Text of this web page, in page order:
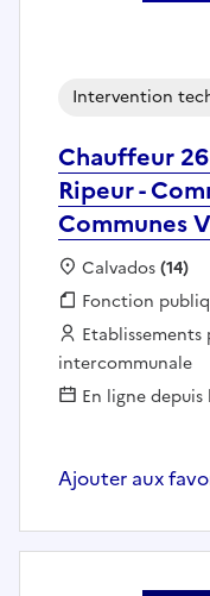
Chauffeur
Ripeur -
Communes
Intervention
Localisation :
Calvados(14)
Fonction
Fonction
Employeur :
intercommunale
En ligne
Ajouter aux